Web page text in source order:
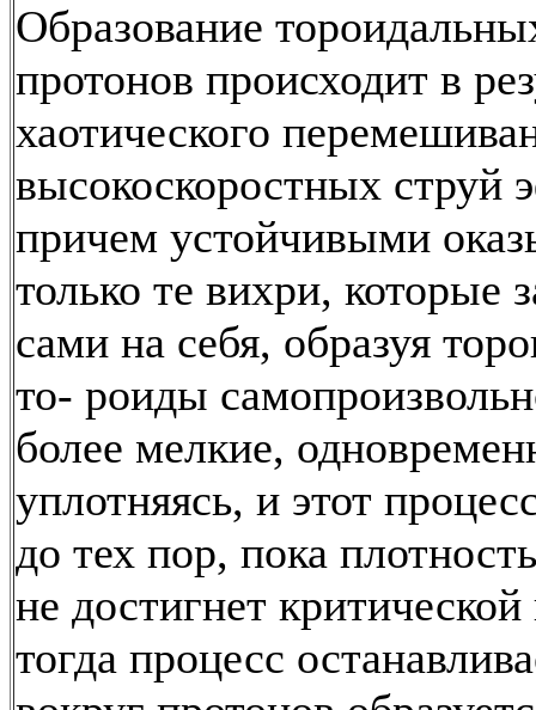
Образование
протонов происходит в
хаотического
высокоскоростных струй
причем устойчивыми
только те вихри, которые
сами на себя, образуя
то- роиды
более мелкие,
уплотняясь, и этот
до тех пор, пока
не достигнет
тогда процесс